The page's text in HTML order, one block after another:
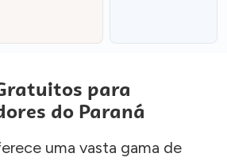
para
do Paraná
uma vasta gama de